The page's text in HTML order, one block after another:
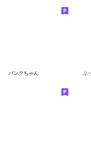
パンクちゃん